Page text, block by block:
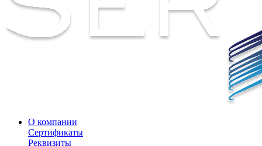
О компании
Сертификаты
Реквизиты